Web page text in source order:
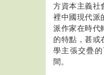
方資本主義社
裡中國現代派
派作家在時代
的特點，甚或
學主張交疊
間。